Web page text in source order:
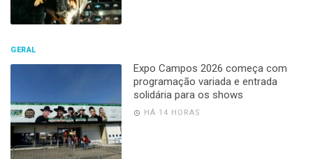
GERAL
Expo Campos 2026 começa com
programação variada e entrada
solidária para os shows
HÁ 14 HORAS